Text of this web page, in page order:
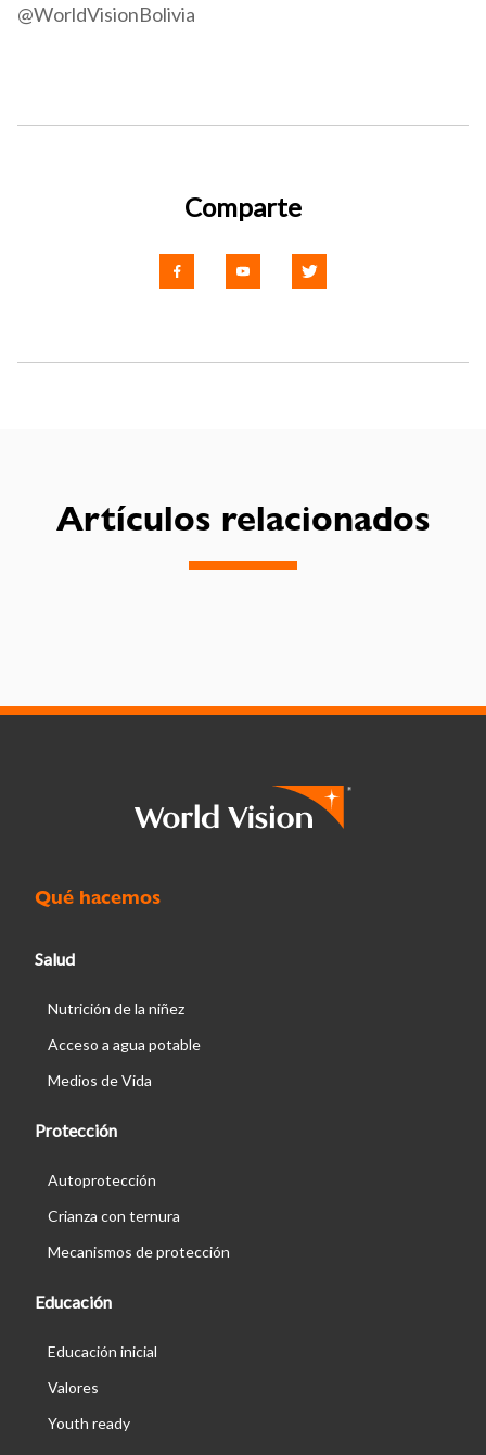
@WorldVisionBolivia
Comparte
Artículos relacionados
Qué hacemos
Salud
Nutrición de la niñez
Acceso a agua potable
Medios de Vida
Protección
Autoprotección
Crianza con ternura
Mecanismos de protección
Educación
Educación inicial
Valores
Youth ready